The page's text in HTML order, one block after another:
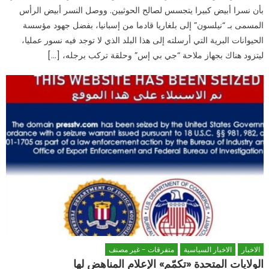
بأن نسرا أبيض كبيرا يتجسس لصالح الحوثيين. ووصل النسر أبيض الرأس
المسمى بـ “نيلسون” إلى بلغاريا قادما من إسبانيا، بفضل جهود مؤسسة
الحيوانات البرية التي أرسلته إلى هذا البلد الذي لا توجد فيه نسور عمليا،
ليتزود هناك بجهاز ملاحة “جي بي إس” وحلقة تركب برجله، […]
الاخبار الاخبار السياسية متفرقات - غير مصنف
الولايات المتحدة «تكمّم» الإعلام المناهض لها